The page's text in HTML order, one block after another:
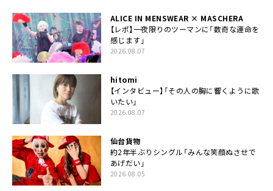
ALICE IN MENSWEAR × MASCHERA
【レポ】一夜限りのツーマンに「数奇な運命を
感じます」
2026.08.07
hitomi
【インタビュー】「その人の胸に響くように歌
いたい」
2026.08.07
仙台貨物
約2年半ぶりシングル「みんな笑顔ぬさせで
あげだい」
2026.08.05